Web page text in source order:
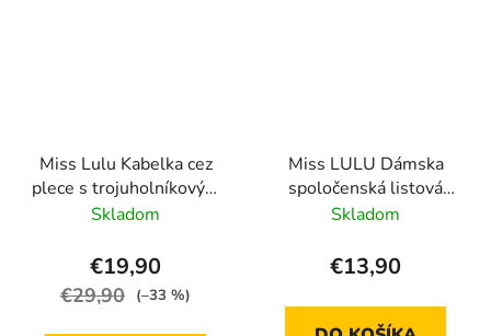
Miss Lulu Kabelka cez
plece s trojuholníkovým
detailom
Skladom
€19,90
€29,90 (–33 %)
Miss LULU Dámska
spoločenská listová
kabelka LP2306 -
Skladom
€13,90